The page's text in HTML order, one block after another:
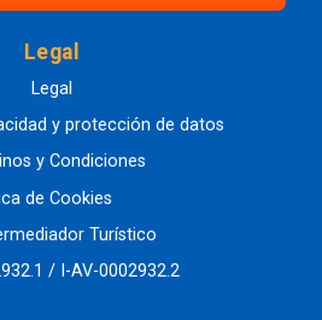
Legal
Legal
y protección de datos
y Condiciones
de Cookies
Turístico
/ I-AV-0002932.2